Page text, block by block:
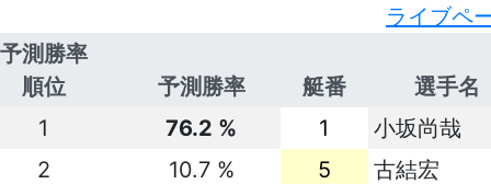
ライブペ
予測勝率
順位
予測勝率 艇番
選手名
1
76.2 % 1
小坂尚哉
2
10.7 % 5
古結宏